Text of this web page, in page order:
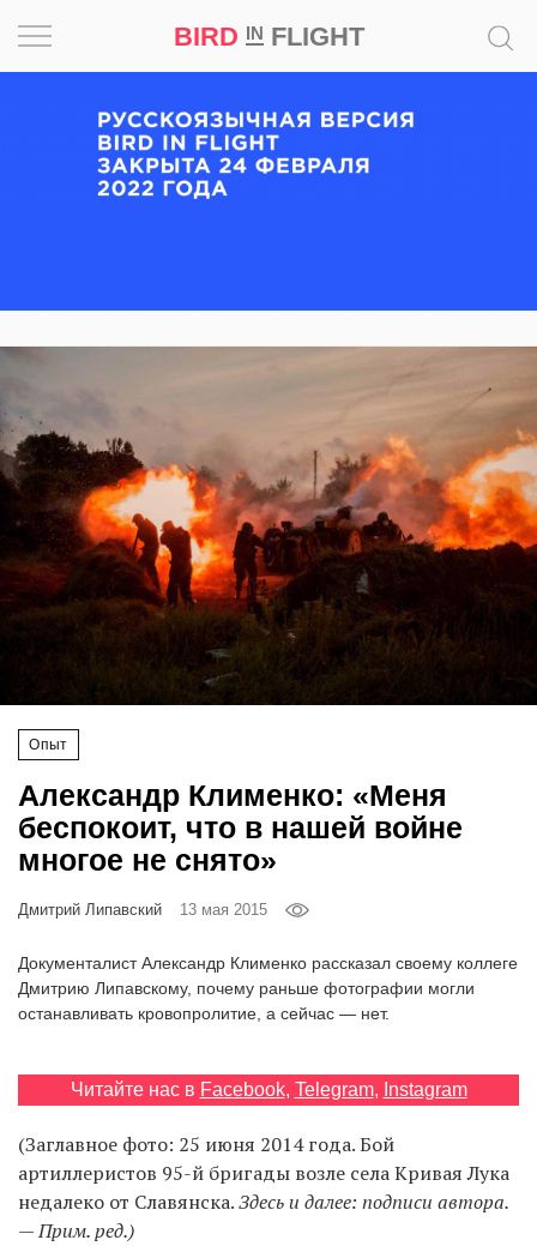
BIRD INFLIGHT
EN
UA
Опыт
Александр Клименко: «Меня
беспокоит, что в нашей войне
многое не снято»
Дмитрий Липавский 13 мая 2015
Документалист Александр Клименко рассказал своему коллеге
Дмитрию Липавскому, почему раньше фотографии могли
останавливать кровопролитие, а сейчас — нет.
Читайте нас в Facebook, Telegram, Instagram
(Заглавное фото: 25 июня 2014 года. Бой
артиллеристов 95-й бригады возле села Кривая Лука
недалеко от Славянска.Здесь и далее: подписи автора.
— Прим. ред.)